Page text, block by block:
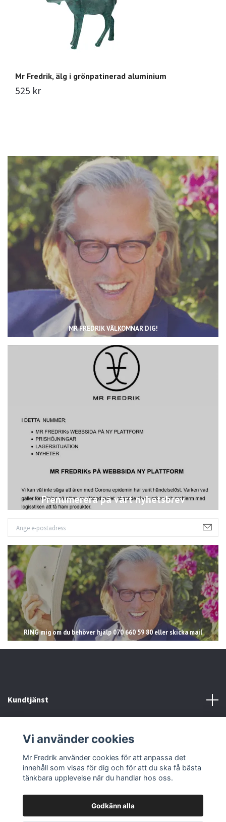
MR FREDRIK VÄLKOMNAR DIG!
Prenumerera på vårt nyhetsbrev
RING mig om du behöver hjälp 070 660 59 80 eller skicka mail
Mr Fredrik, älg i grönpatinerad aluminium
525 kr
Kundtjänst
Sociala medier
Vi använder cookies
Mr Fredrik använder cookies för att anpassa det
innehåll som visas för dig och för att du ska få bästa
tänkbara upplevelse när du handlar hos oss.
Godkänn alla